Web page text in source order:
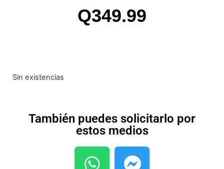
Q349.99
Sin existencias
También puedes solicitarlo por
estos medios